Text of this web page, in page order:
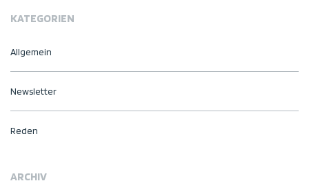
KATEGORIEN
Allgemein
Newsletter
Reden
ARCHIV